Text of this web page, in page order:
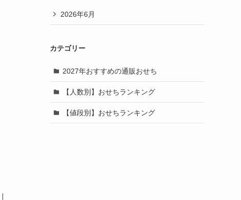
2026年6月
カテゴリー
2027年おすすめの通販おせち
【人数別】おせちランキング
【値段別】おせちランキング